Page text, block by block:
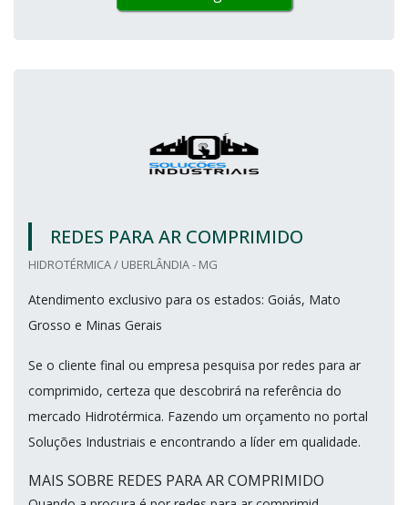
REDES PARA AR COMPRIMIDO
HIDROTÉRMICA / UBERLÂNDIA - MG
Atendimento exclusivo para os estados: Goiás, Mato
Grosso e Minas Gerais
Se o cliente final ou empresa pesquisa por redes para ar
comprimido, certeza que descobrirá na referência do
mercado Hidrotérmica. Fazendo um orçamento no portal
Soluções Industriais e encontrando a líder em qualidade.
MAIS SOBRE REDES PARA AR COMPRIMIDO